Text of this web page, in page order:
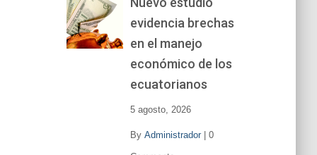
evidencia brechas
en el manejo
económico de los
ecuatorianos
5 agosto, 2026
By Administrador| 0